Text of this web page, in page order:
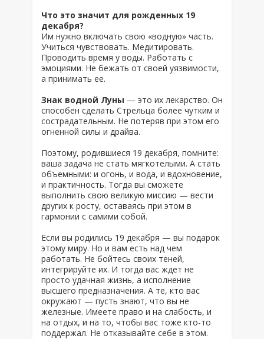
Что это значит для рожденных 19
декабря?
Им нужно включать свою «водную» часть.
Учиться чувствовать. Медитировать.
Проводить время у воды. Работать с
эмоциями. Не бежать от своей уязвимости,
а принимать ее.
Знак водной Луны — это их лекарство. Он
способен сделать Стрельца более чутким и
сострадательным. Не потеряв при этом его
огненной силы и драйва.
Поэтому, родившиеся 19 декабря, помните:
ваша задача не стать мягкотелыми. А стать
объемными: и огонь, и вода, и вдохновение,
и практичность. Тогда вы сможете
выполнить свою великую миссию — вести
других к росту, оставаясь при этом в
гармонии с самими собой.
Если вы родились 19 декабря — вы подарок
этому миру. Но и вам есть над чем
работать. Не бойтесь своих теней,
интегрируйте их. И тогда вас ждет не
просто удачная жизнь, а исполнение
высшего предназначения. А те, кто вас
окружают — пусть знают, что вы не
железные. Имеете право и на слабость, и
на отдых, и на то, чтобы вас тоже кто-то
поддержал. Не отказывайте себе в этом.